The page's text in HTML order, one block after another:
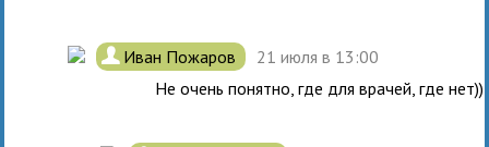
. Иван Пожаров
21 июля в 13:00
Не очень понятно, где для врачей, где нет))